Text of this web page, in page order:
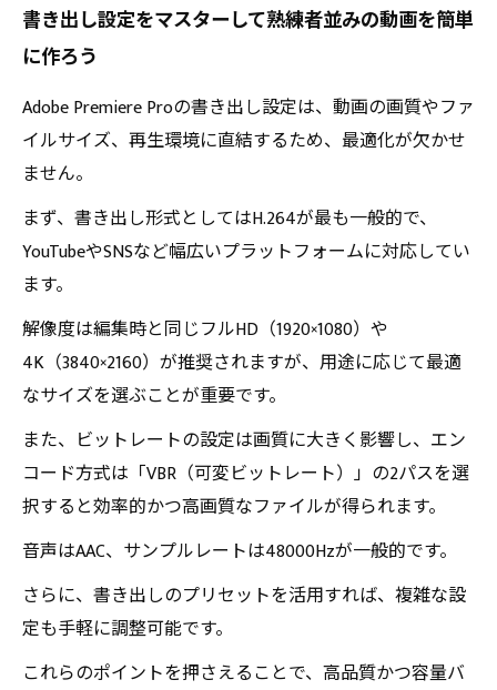
書き出し設定をマスターして熟練者並みの動画を簡単
に作ろう
Adobe Premiere Proの書き出し設定は、動画の画質やファ
イルサイズ、再生環境に直結するため、最適化が欠かせ
ません。
まず、書き出し形式としてはH.264が最も一般的で、
YouTubeやSNSなど幅広いプラットフォームに対応してい
ます。
解像度は編集時と同じフルHD（1920×1080）や
4K（3840×2160）が推奨されますが、用途に応じて最適
なサイズを選ぶことが重要です。
また、ビットレートの設定は画質に大きく影響し、エン
コード方式は「VBR（可変ビットレート）」の2パスを選
択すると効率的かつ高画質なファイルが得られます。
音声はAAC、サンプルレートは48000Hzが一般的です。
さらに、書き出しのプリセットを活用すれば、複雑な設
定も手軽に調整可能です。
これらのポイントを押さえることで、高品質かつ容量バ